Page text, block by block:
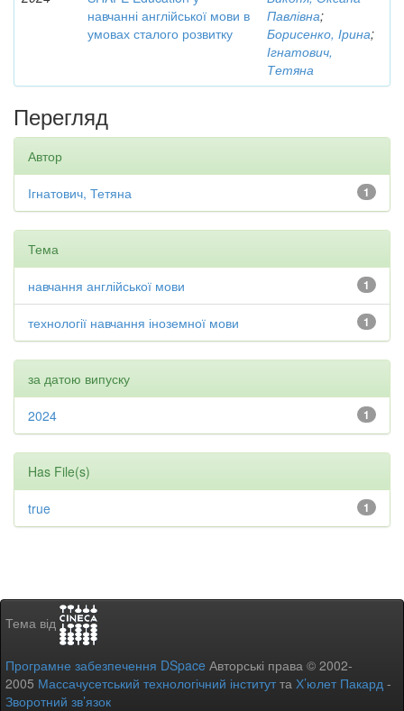
навчанні англійської мови в
умовах сталого розвитку
Павлівна;
Борисенко, Ірина;
Ігнатович,
Тетяна
Перегляд
Автор
1
Ігнатович, Тетяна
Тема
1
навчання англійської мови
1
технології навчання іноземної мови
за датою випуску
1
2024
Has File(s)
1
true
Тема від
Програмне забезпечення DSpace Авторські права © 2002-
2005 Массачусетський технологічний інститутта Х’юлет Пакард -
Зворотний зв’язок